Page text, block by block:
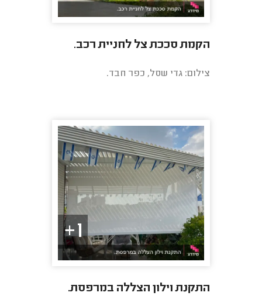
הקמת סככת צל לחניית רכב.
צילום: גדי שסל, כפר חבד.
1+
התקנת וילון הצללה במרפסת.